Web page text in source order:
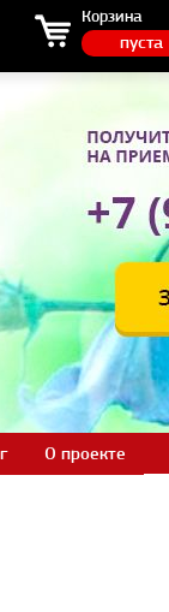
Корзина
пуста
О проекте